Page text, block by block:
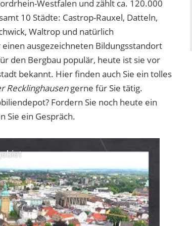
Westfalen und zählt ca. 120.000
10 Städte: Castrop-Rauxel, Datteln,
Waltrop und natürlich
ausgezeichneten Bildungsstandort
den Bergbau populär, heute ist sie vor
bekannt. Hier finden auch Sie ein tolles
Recklinghausengerne für Sie tätig.
Fordern Sie noch heute ein
Sie ein Gespräch.